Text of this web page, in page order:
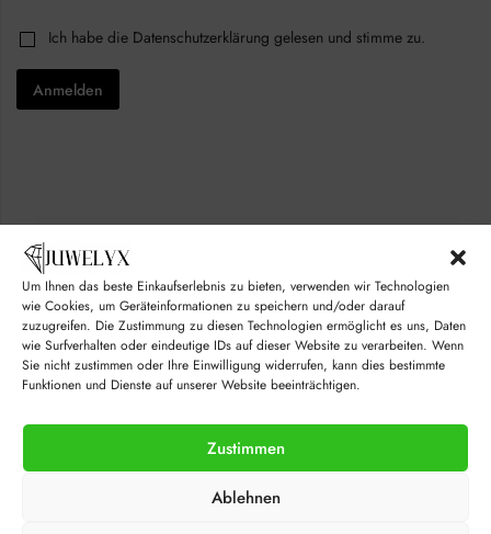
Um Ihnen das beste Einkaufserlebnis zu bieten, verwenden wir Technologien
wie Cookies, um Geräteinformationen zu speichern und/oder darauf
zuzugreifen. Die Zustimmung zu diesen Technologien ermöglicht es uns, Daten
wie Surfverhalten oder eindeutige IDs auf dieser Website zu verarbeiten. Wenn
Sie nicht zustimmen oder Ihre Einwilligung widerrufen, kann dies bestimmte
Funktionen und Dienste auf unserer Website beeinträchtigen.
Zustimmen
Ablehnen
lm
i
E
h
k
b
o
x
e
s
C
h
e
k
*
Ich habe die Datenschutzerklärung gelesen und stimme zu.
Anmelden
© juwelyx.com
by„Moisha“und„David“